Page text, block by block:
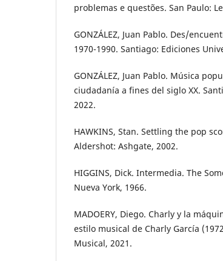
problemas e questões. San Paulo:
GONZÁLEZ, Juan Pablo. Des/
1970-1990. Santiago: Ediciones
GONZÁLEZ, Juan Pablo. Música
ciudadanía a fines del siglo XX.
2022.
HAWKINS, Stan. Settling the pop
Aldershot: Ashgate, 2002.
HIGGINS, Dick. Intermedia. The
Nueva York, 1966.
MADOERY, Diego. Charly y la
estilo musical de Charly García
Musical, 2021.